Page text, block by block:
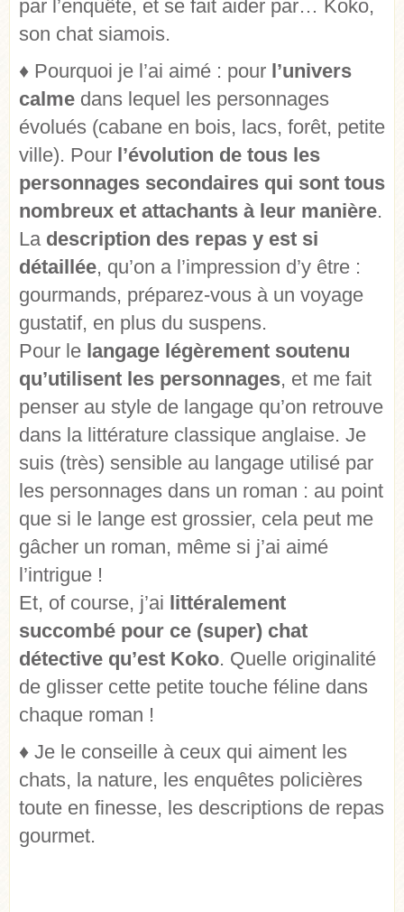
par l’enquête, et se fait aider par… Koko,
son chat siamois.
♦ Pourquoi je l’ai aimé : pour l’univers
calme dans lequel les personnages
évolués (cabane en bois, lacs, forêt, petite
ville). Pour l’évolution de tous les
personnages secondaires qui sont tous
nombreux et attachants à leur manière.
La description des repas y est si
détaillée, qu’on a l’impression d’y être :
gourmands, préparez-vous à un voyage
gustatif, en plus du suspens.
Pour le langage légèrement soutenu
qu’utilisent les personnages, et me fait
penser au style de langage qu’on retrouve
dans la littérature classique anglaise. Je
suis (très) sensible au langage utilisé par
les personnages dans un roman : au point
que si le lange est grossier, cela peut me
gâcher un roman, même si j’ai aimé
l’intrigue !
Et, of course, j’ai littéralement
succombé pour ce (super) chat
détective qu’est Koko. Quelle originalité
de glisser cette petite touche féline dans
chaque roman !
♦ Je le conseille à ceux qui aiment les
chats, la nature, les enquêtes policières
toute en finesse, les descriptions de repas
gourmet.